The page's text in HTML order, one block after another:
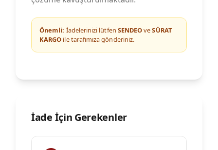
Önemli: İadelerinizi lütfen SENDEOveSÜRAT
KARGO ile tarafımıza gönderiniz.
İade İçin Gerekenler